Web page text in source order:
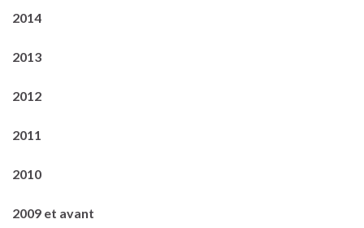
2014
2013
2012
2011
2010
2009 et avant